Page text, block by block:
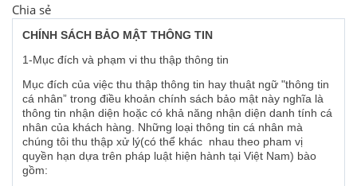
Chia sẻ
CHÍNH SÁCH BẢO MẬT THÔNG TIN
1-Mục đích và phạm vi thu thập thông tin
Mục đích của việc thu thập thông tin hay thuật ngữ "thông tin
cá nhân” trong điều khoản chính sách bảo mật này nghĩa là
thông tin nhận diện hoặc có khả năng nhận diện danh tính cá
nhân của khách hàng. Những loại thông tin cá nhân mà
chúng tôi thu thập xử lý(có thể khác nhau theo pham vị
quyền hạn dựa trên pháp luật hiện hành tại Việt Nam) bào
gồm: